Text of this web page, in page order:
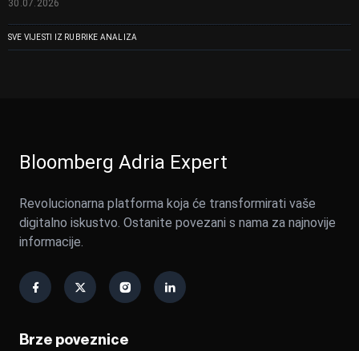
30.07.2026
SVE VIJESTI IZ RUBRIKE ANALIZA
Bloomberg Adria Expert
Revolucionarna platforma koja će transformirati vaše
digitalno iskustvo. Ostanite povezani s nama za najnovije
informacije.
Brze poveznice